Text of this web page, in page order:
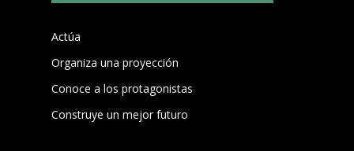
Actúa
Organiza una proyección
Conoce a los protagonistas
Construye un mejor futuro